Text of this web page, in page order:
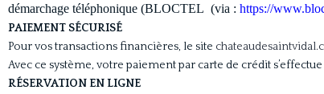
démarchage téléphonique (BLOCTEL (via : https://
PAIEMENT SÉCURISÉ
Pour vos transactions financières, le site
Avec ce système, votre paiement par carte de crédit
RÉSERVATION EN LIGNE